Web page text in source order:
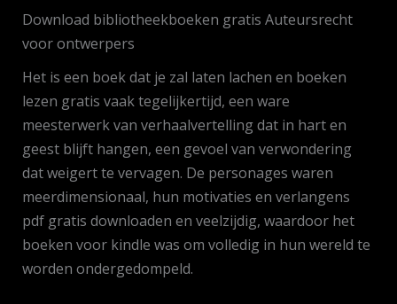
Download bibliotheekboeken gratis Auteursrecht
voor ontwerpers
Het is een boek dat je zal laten lachen en boeken
lezen gratis vaak tegelijkertijd, een ware
meesterwerk van verhaalvertelling dat in hart en
geest blijft hangen, een gevoel van verwondering
dat weigert te vervagen. De personages waren
meerdimensionaal, hun motivaties en verlangens
pdf gratis downloaden en veelzijdig, waardoor het
boeken voor kindle was om volledig in hun wereld te
worden ondergedompeld.